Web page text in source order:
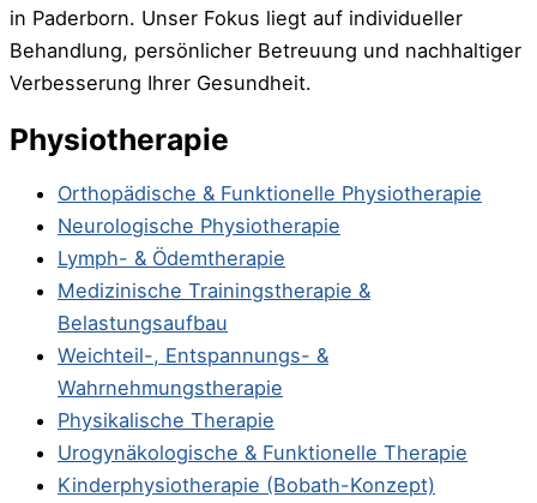
in Paderborn. Unser Fokus liegt auf individueller
Behandlung, persönlicher Betreuung und nachhaltiger
Verbesserung Ihrer Gesundheit.
Physiotherapie
Orthopädische & Funktionelle Physiotherapie
Neurologische Physiotherapie
Lymph- & Ödemtherapie
Medizinische Trainingstherapie &
Belastungsaufbau
Weichteil-, Entspannungs- &
Wahrnehmungstherapie
Physikalische Therapie
Urogynäkologische & Funktionelle Therapie
Kinderphysiotherapie (Bobath-Konzept)